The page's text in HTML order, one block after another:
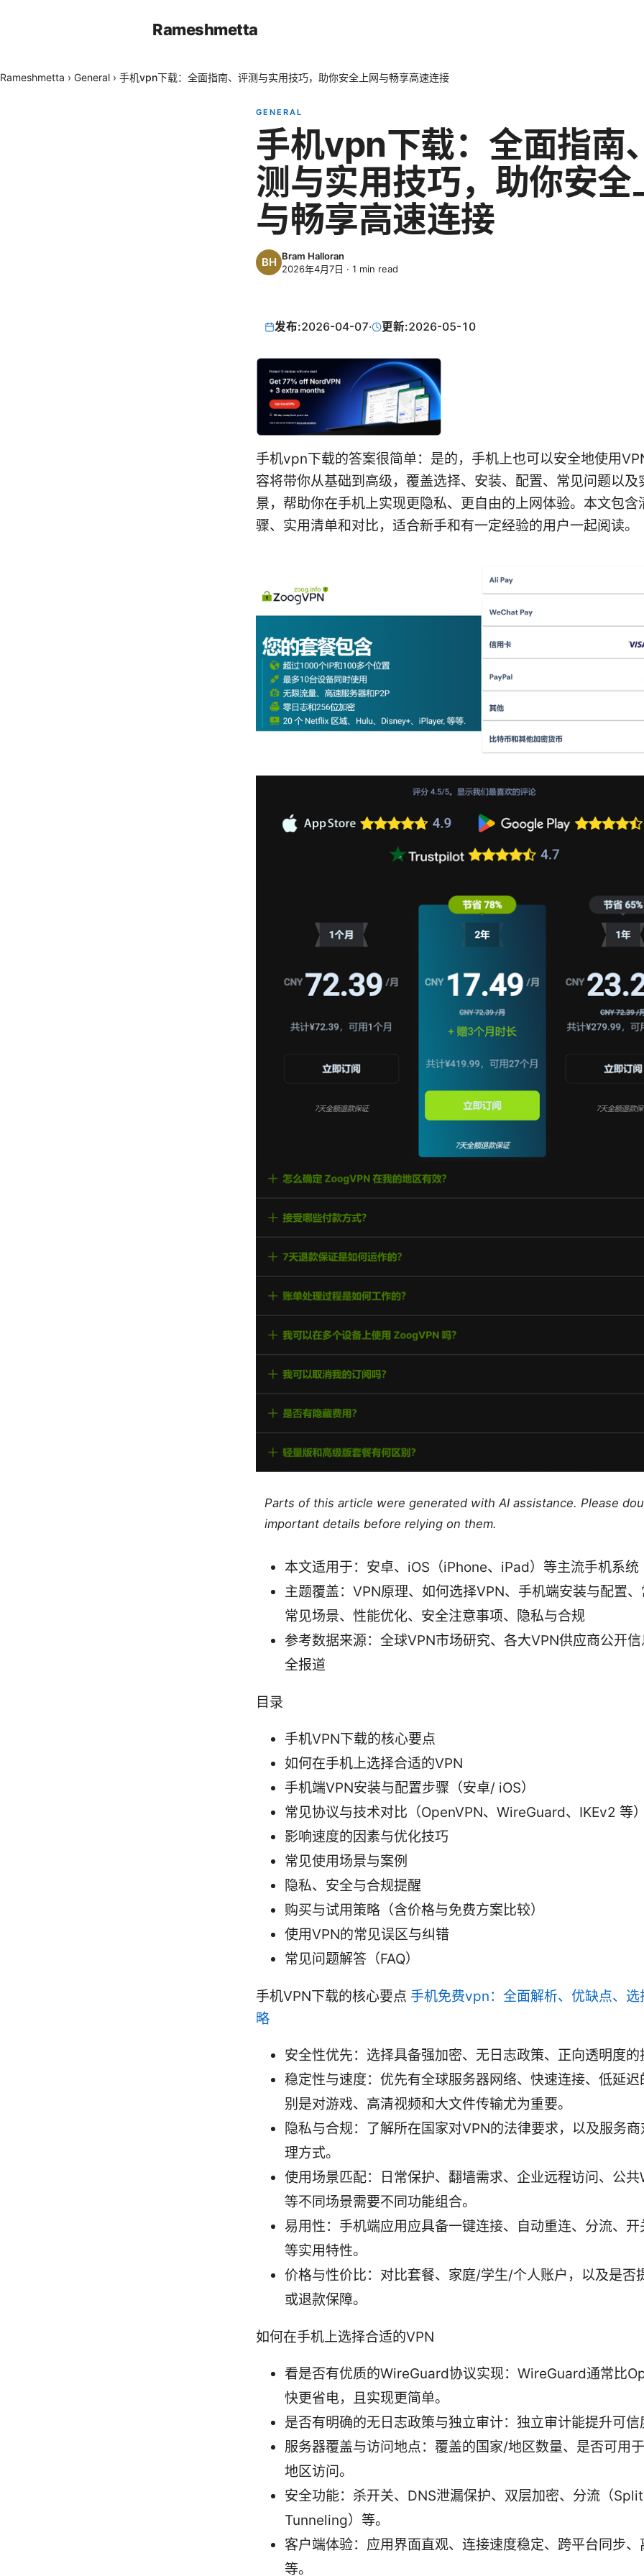
Rameshmetta
Rameshmetta › General › 手机vpn下载：全面指南、评测与实用技巧，助你安全上网与畅享高速连接
GENERAL
手机vpn下载：全面指南
测与实用技巧，助你安全
与畅享高速连接
Bram Halloran
2026年4月7日 · 1 min read
发布:2026-04-07· 更新:2026-05-10
手机vpn下载的答案很简单：是的，手机上也可以安全地使用
容将带你从基础到高级，覆盖选择、安装、配置、常见问题以及
景，帮助你在手机上实现更隐私、更自由的上网体验。本文包含
骤、实用清单和对比，适合新手和有一定经验的用户一起阅读。
Parts of this article were generated with AI assistance. Please
important details before relying on them.
本文适用于：安卓、iOS（iPhone、iPad）等主流手机系统
主题覆盖：VPN原理、如何选择VPN、手机端安装与配置、
常见场景、性能优化、安全注意事项、隐私与合规
参考数据来源：全球VPN市场研究、各大VPN供应商公开
全报道
目录
手机VPN下载的核心要点
如何在手机上选择合适的VPN
手机端VPN安装与配置步骤（安卓/ iOS）
常见协议与技术对比（OpenVPN、WireGuard、IKEv2 等）
影响速度的因素与优化技巧
常见使用场景与案例
隐私、安全与合规提醒
购买与试用策略（含价格与免费方案比较）
使用VPN的常见误区与纠错
常见问题解答（FAQ）
手机VPN下载的核心要点 手机免费vpn：全面解析、优缺点、选
略
安全性优先：选择具备强加密、无日志政策、正向透明度的
稳定性与速度：优先有全球服务器网络、快速连接、低延迟
别是对游戏、高清视频和大文件传输尤为重要。
隐私与合规：了解所在国家对VPN的法律要求，以及服务
理方式。
使用场景匹配：日常保护、翻墙需求、企业远程访问、公
等不同场景需要不同功能组合。
易用性：手机端应用应具备一键连接、自动重连、分流、
等实用特性。
价格与性价比：对比套餐、家庭/学生/个人账户，以及是否
或退款保障。
如何在手机上选择合适的VPN
看是否有优质的WireGuard协议实现：WireGuard通常比
快更省电，且实现更简单。
是否有明确的无日志政策与独立审计：独立审计能提升可信
服务器覆盖与访问地点：覆盖的国家/地区数量、是否可用
地区访问。
安全功能：杀开关、DNS泄漏保护、双层加密、分流（Split
Tunneling）等。
客户端体验：应用界面直观、连接速度稳定、跨平台同步、
等。